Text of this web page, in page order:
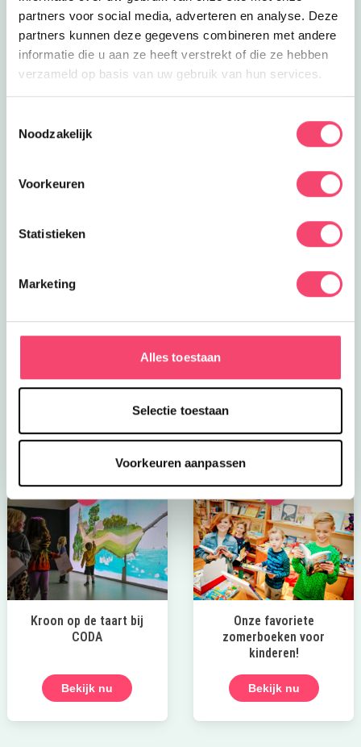
partners voor social media, adverteren en analyse. Deze
partners kunnen deze gegevens combineren met andere
informatie die u aan ze heeft verstrekt of die ze hebben
verzameld op basis van uw gebruik van hun services.
Noodzakelijk
Voorkeuren
Statistieken
Marketing
Alles toestaan
Selectie toestaan
Voorkeuren aanpassen
pratende kasteelkat op je arm!
bovenverdieping... Door Kidsproof getest en méér dan
Knuffelbare kindertour bij Kasteel de Haar >>
Kroon op de taart bij
CODA
Bekijk nu
Onze favoriete
zomerboeken voor
kinderen!
Bekijk nu